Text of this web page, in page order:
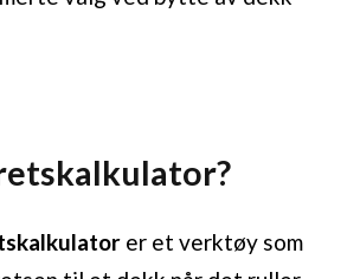
er et verktøy som